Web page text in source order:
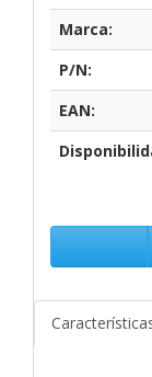
Marca:
P/N:
EAN: